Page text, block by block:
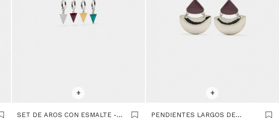
+
SET DE AROS CON ESMALTE -
+
PENDIENTES LARGOS DE